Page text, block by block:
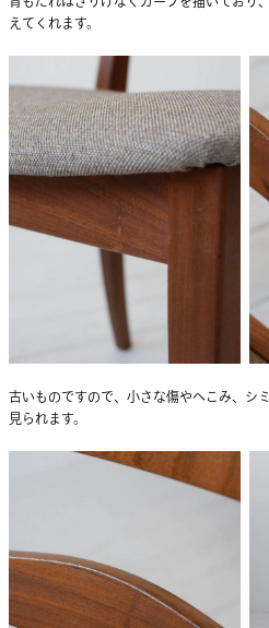
えてくれます。
古いものですので、小さな傷やへこみ、シ
見られます。